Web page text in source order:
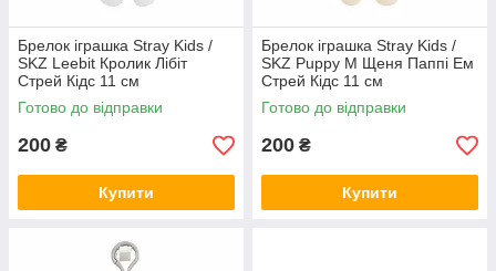
Брелок іграшка Stray Kids /
SKZ Leebit Кролик Лібіт
Стрей Кідс 11 см
Готово до відправки
200 ₴
Купити
Брелок іграшка Stray Kids /
SKZ Puppy M Щеня Паппі Ем
Стрей Кідс 11 см
Готово до відправки
200 ₴
Купити